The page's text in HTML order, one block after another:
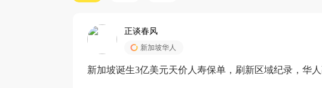
正谈春风
新加坡华人
新加坡诞生3亿美元天价人寿保单，刷新区域纪录，华